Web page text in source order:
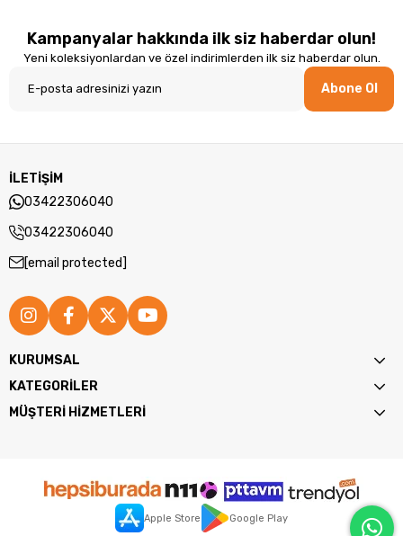
Kampanyalar hakkında ilk siz haberdar olun!
Yeni koleksiyonlardan ve özel indirimlerden ilk siz haberdar olun.
Abone Ol
İLETİŞİM
03422306040
03422306040
[email protected]
KURUMSAL
KATEGORİLER
MÜŞTERİ HİZMETLERİ
Apple Store Google Play